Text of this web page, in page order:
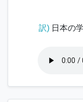
訳)日本の